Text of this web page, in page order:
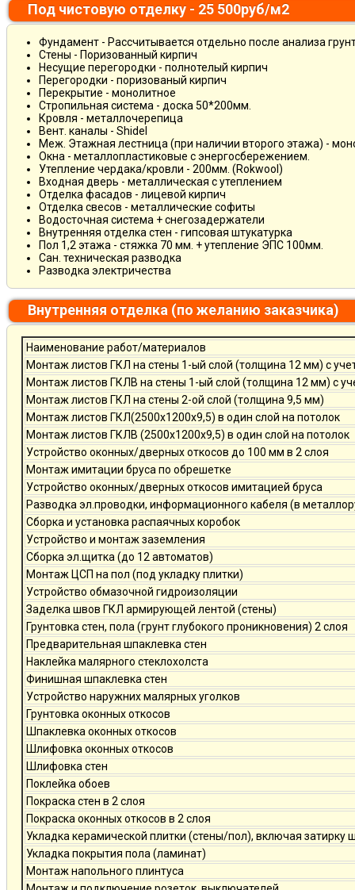
Под чистовую отделку - 25 500руб/м2
Фундамент - Рассчитывается отдельно после анализа
Стены - Поризованный кирпич
Несущие перегородки - полнотелый кирпич
Перегородки - поризованый кирпич
Перекрытие - монолитное
Стропильная система - доска 50*200мм.
Кровля - металлочерепица
Вент. каналы - Shidel
Меж. Этажная лестница (при наличии второго этажа) -
Окна - металлопластиковые с энергосбережением.
Утепление чердака/кровли - 200мм. (Rokwool)
Входная дверь - металлическая с утеплением
Отделка фасадов - лицевой кирпич
Отделка свесов - металлические софиты
Водосточная система + снегозадержатели
Внутренняя отделка стен - гипсовая штукатурка
Пол 1,2 этажа - стяжка 70 мм. + утепление ЭПС 100мм.
Сан. техническая разводка
Разводка электричества
Внутренняя отделка (по желанию заказчика)
Наименование работ/материалов
Монтаж листов ГКЛ на стены 1-ый слой (толщина 12 мм) с
Монтаж листов ГКЛВ на стены 1-ый слой (толщина 12 мм) с
Монтаж листов ГКЛ на стены 2-ой слой (толщина 9,5 мм)
Монтаж листов ГКЛ(2500х1200х9,5) в один слой на потолок
Монтаж листов ГКЛВ (2500х1200х9,5) в один слой на потолок
Устройство оконных/дверных откосов до 100 мм в 2 слоя
Монтаж имитации бруса по обрешетке
Устройство оконных/дверных откосов имитацией бруса
Разводка эл.проводки, информационного кабеля (в
Сборка и установка распаячных коробок
Устройство и монтаж заземления
Сборка эл.щитка (до 12 автоматов)
Монтаж ЦСП на пол (под укладку плитки)
Устройство обмазочной гидроизоляции
Заделка швов ГКЛ армирующей лентой (стены)
Грунтовка стен, пола (грунт глубокого проникновения) 2 слоя
Предварительная шпаклевка стен
Наклейка малярного стеклохолста
Финишная шпаклевка стен
Устройство наружних малярных уголков
Грунтовка оконных откосов
Шпаклевка оконных откосов
Шлифовка оконных откосов
Шлифовка стен
Поклейка обоев
Покраска стен в 2 слоя
Покраска оконных откосов в 2 слоя
Укладка керамической плитки (стены/пол), включая затирку
Укладка покрытия пола (ламинат)
Монтаж напольного плинтуса